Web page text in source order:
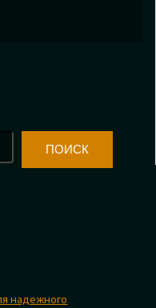
ПОИСК
надежного